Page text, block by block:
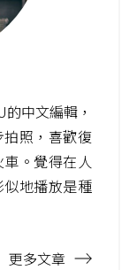
中文編輯，
照，喜歡復
。覺得在人
地播放是種
更多文章